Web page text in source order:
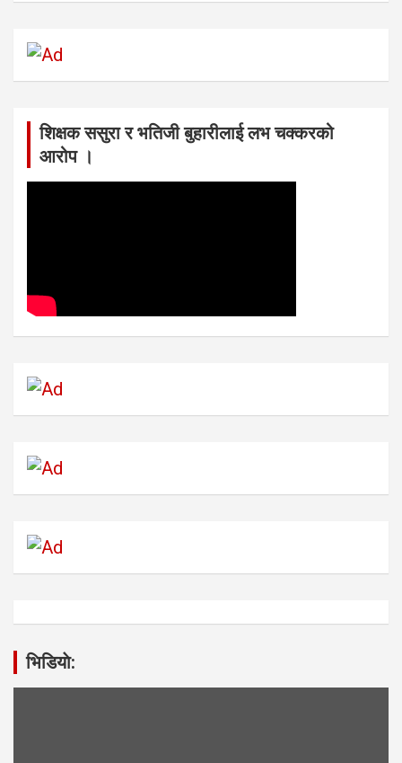
शिक्षक ससुरा र भतिजी बुहारीलाई लभ चक्करको
आरोप ।
भिडियाे: